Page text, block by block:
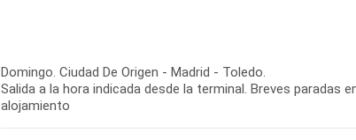
Domingo. Ciudad De Origen - Madrid - Toledo.
Salida a la hora indicada desde la terminal. Breves paradas
alojamiento